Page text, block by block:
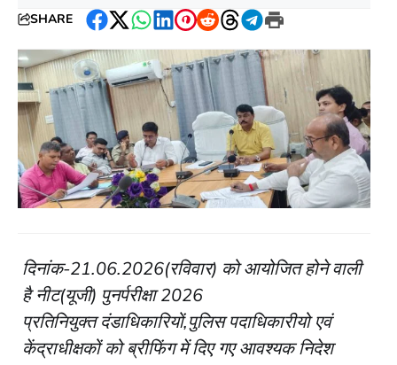
SHARE
Facebook
Twitter
WhatsApp
LinkedIn
Pinterest
RedditThreads
Telegram
Print
दिनांक-21.06.2026(रविवार) को आयोजित होने वाली
है नीट(यूजी) पुनर्परीक्षा 2026
प्रतिनियुक्त दंडाधिकारियों,पुलिस पदाधिकारीयो एवं
केंद्राधीक्षकों को ब्रीफिंग में दिए गए आवश्यक निदेश